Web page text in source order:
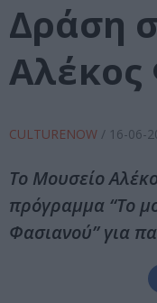
Δράση
Αλέκος
CULTURENOW / 16-06-
Το Μουσείο
πρόγραμμα “Το
Φασιανού” για